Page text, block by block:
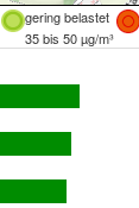
gering belastet
35 bis 50 µg/m³